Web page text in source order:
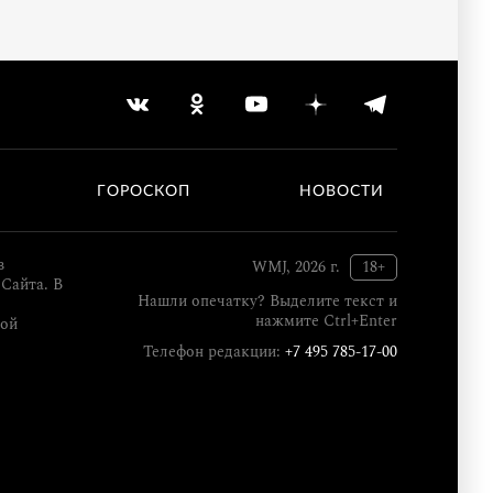
ГОРОСКОП НОВОСТИ
WMJ, 2026 г.
18+
Нашли опечатку? Выделите текст и
нажмите Ctrl+Enter
Телефон редакции: +7 495 785-17-00
В